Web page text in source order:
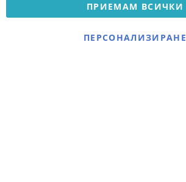
Електронен магазин
разработен и поддържан
ПРИЕМАМ ВСИЧКИ
ПЕРСОНАЛИЗИРАНЕ